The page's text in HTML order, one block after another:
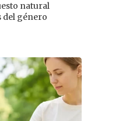
natural
del género